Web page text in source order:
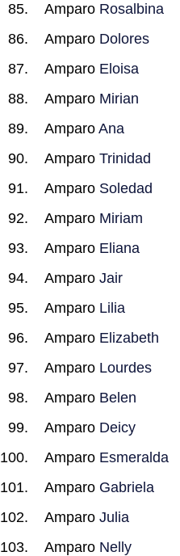
Amparo Rosalbina
Amparo Dolores
Amparo Eloisa
Amparo Mirian
Amparo Ana
Amparo Trinidad
Amparo Soledad
Amparo Miriam
Amparo Eliana
Amparo Jair
Amparo Lilia
Amparo Elizabeth
Amparo Lourdes
Amparo Belen
Amparo Deicy
Amparo Esmeralda
Amparo Gabriela
Amparo Julia
Amparo Nelly